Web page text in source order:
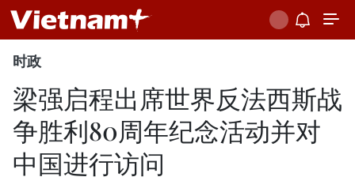
时政
梁强启程出席世界反法西斯战
争胜利80周年纪念活动并对
中国进行访问